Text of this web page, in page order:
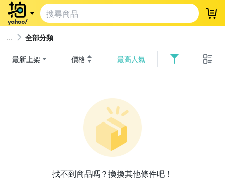
登
全部分類
最新上架 價格 最高人氣
找不到商品嗎？換換其他條件吧！